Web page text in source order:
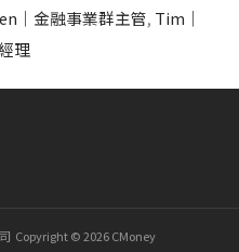
｜金融事業群主管, Tim｜
理
Copyright © 2026 CMoney